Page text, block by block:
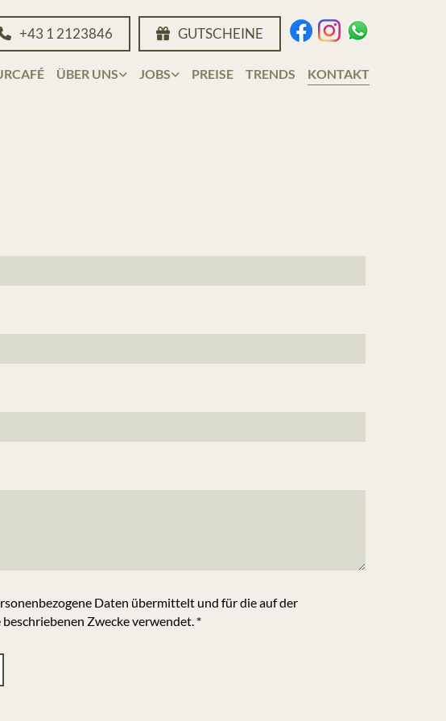
GUTSCHEINE
+43 1 2123846
ÜBER UNS JOBS PREISE TRENDS KONTAKT
Daten übermittelt und für die auf der
Zwecke verwendet. *